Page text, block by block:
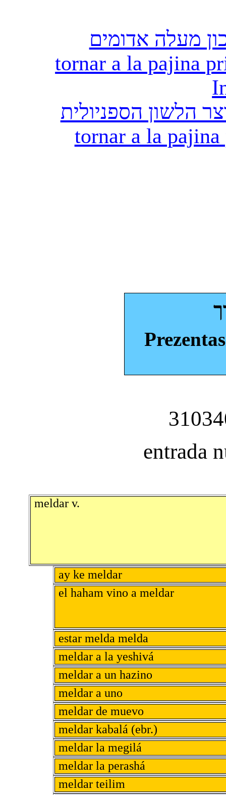
מעלה אדומים
tornar a la pajina
הלשון הספניולית
tornar a la
entrada
meldar v.
ay ke meldar
el haham vino a meldar
estar melda melda
meldar a la yeshivá
meldar a un hazino
meldar a uno
meldar de muevo
meldar kabalá (ebr.)
meldar la megilá
meldar la perashá
meldar teilim